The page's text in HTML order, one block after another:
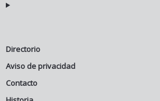
Directorio
Aviso de privacidad
Contacto